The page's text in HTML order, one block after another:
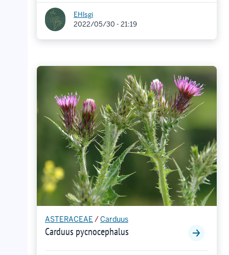
EHlsgi
2022/05/30 - 21:19
ASTERACEAE /Carduus
Carduus pycnocephalus